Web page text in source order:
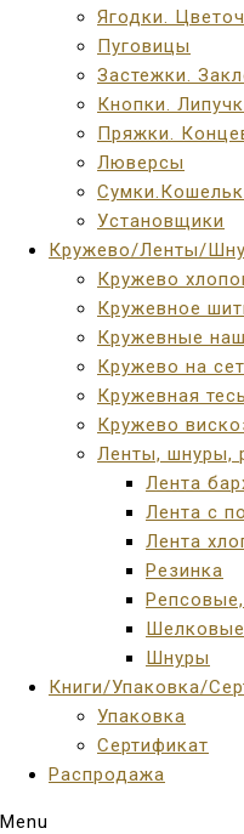
Ягодки.
Пуговицы
Застежки.
Кнопки.
Пряжки.
Люверсы
Установщики
Кружево/Ленты/
Кружево
Кружевное
Кружевные
Кружево на
Кружевная
Кружево
Ленты, шнуры,
Лента
Лента с
Лента
Резинка
Шнуры
Книги/Упаковка/
Упаковка
Сертификат
Распродажа
Menu